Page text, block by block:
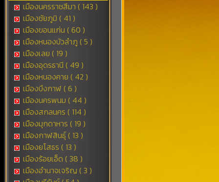
เมืองนครราชสีมา ( 143 )
เมืองชัยภูมิ ( 41 )
เมืองขอนแก่น ( 60 )
เมืองหนองบัวลำภู ( 5 )
เมืองเลย ( 19 )
เมืองอุดรธานี ( 49 )
เมืองหนองคาย ( 42 )
เมืองบึงกาฬ ( 6 )
เมืองนครพนม ( 44 )
เมืองสกลนคร ( 114 )
เมืองมุกดาหาร ( 19 )
เมืองกาฬสินธุ์ ( 13 )
เมืองยโสธร ( 13 )
เมืองร้อยเอ็ด ( 38 )
เมืองอำนาจเจริญ ( 3 )